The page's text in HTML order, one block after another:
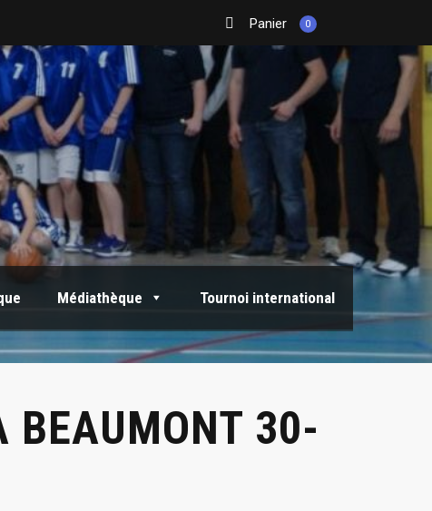
Panier 0
Médiathèque Tournoi international
BEAUMONT 30-